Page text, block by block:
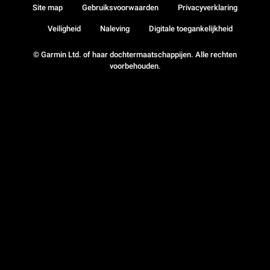
© Garmin Ltd. of haar dochtermaatschappijen. Alle rechten
voorbehouden.
Site map Gebruiksvoorwaarden Privacyverklaring
Veiligheid Naleving Digitale toegankelijkheid